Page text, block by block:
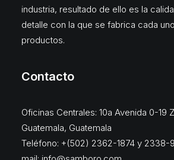
industria, resultado de ello es la
detalle con la que se fabrica cada
productos.
Contacto
Oficinas Centrales: 10a Avenida 0-19
Guatemala, Guatemala
Teléfono: +(502) 2362-1874 y 2338-